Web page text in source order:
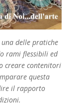
delle pratiche
rami flessibili ed
creare contenitori
questa
il rapporto